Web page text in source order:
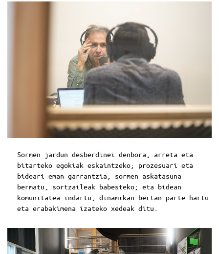
Sormen jardun desberdinei denbora, arreta eta
bitarteko egokiak eskaintzeko; prozesuari eta
bideari eman garrantzia; sormen askatasuna
bermatu, sortzaileak babesteko; eta bidean
komunitatea indartu, dinamikan bertan parte hartu
eta erabakimena izateko xedeak ditu.